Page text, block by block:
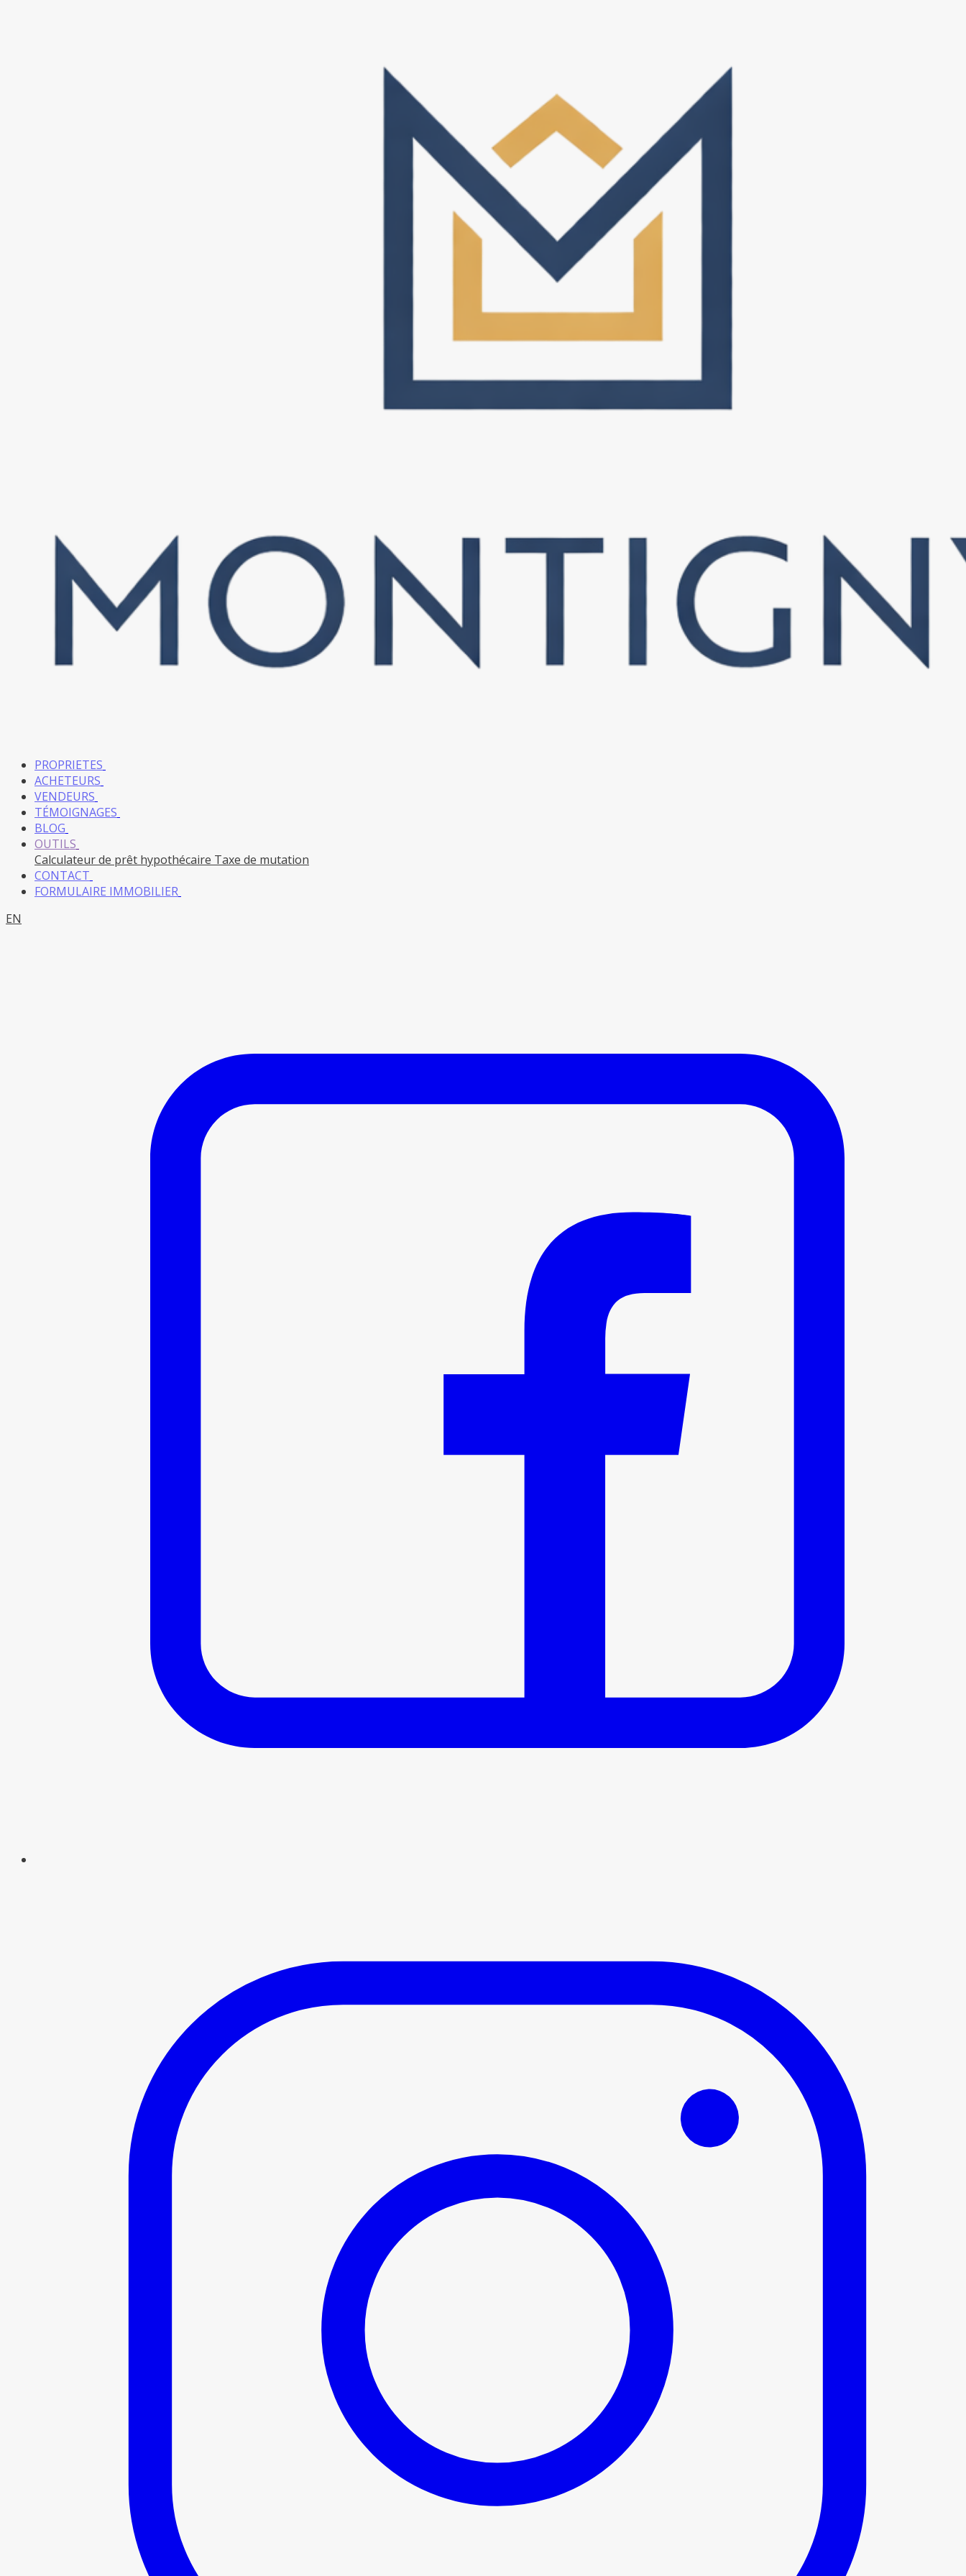
PROPRIETES
ACHETEURS
VENDEURS
TÉMOIGNAGES
BLOG
OUTILS
Calculateur de prêt hypothécaire Taxe de mutation
CONTACT
FORMULAIRE IMMOBILIER
EN